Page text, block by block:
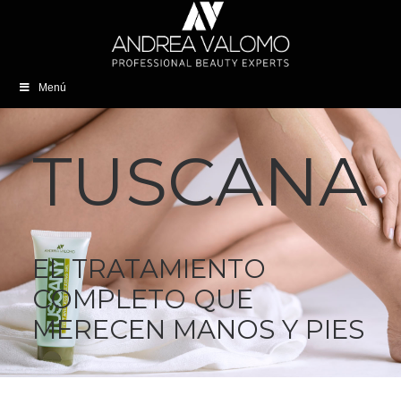
Menú
TUSCANA
EL TRATAMIENTO
COMPLETO QUE
MERECEN MANOS Y PIES